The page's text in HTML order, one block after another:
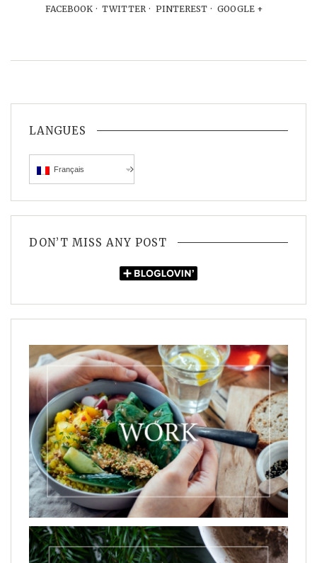
FACEBOOK TWITTER PINTEREST GOOGLE +
LANGUES
Français
DON’T MISS ANY POST